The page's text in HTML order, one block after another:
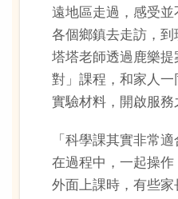
遠地區走過，感受並
各個鄉鎮去走訪，
塔塔老師透過鹿樂
對」課程，和家人一
實驗材料，開啟服務
「科學課其實非常
在過程中，一起操
外面上課時，有些家